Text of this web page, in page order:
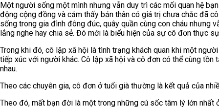
Một người sống một mình nhưng vẫn duy trì các mối quan hệ
động cộng đồng và cảm thấy bản thân có giá trị chưa chắc đã
sống trong gia đình đông đúc, quây quần cùng con cháu nhưng
lắng nghe hay chia sẻ. Đó mới là biểu hiện của sự cô đơn thực
Trong khi đó, cô lập xã hội là tình trạng khách quan khi một
tiếp xúc với người khác. Cô lập xã hội và cô đơn có thể cùng tồn
nhau.
Theo các chuyên gia, cô đơn ở tuổi già thường là kết quả của
Theo đó, mất bạn đời là một trong những cú sốc tâm lý lớn nhất